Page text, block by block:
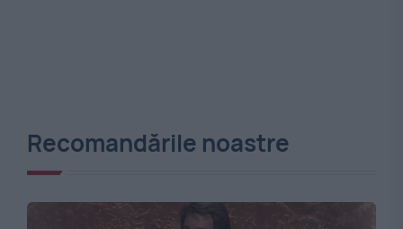
Recomandările noastre